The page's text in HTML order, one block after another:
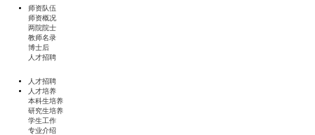
师资队伍
师资概况
两院院士
教师名录
博士后
人才招聘
人才招聘
人才培养
本科生培养
研究生培养
学生工作
专业介绍